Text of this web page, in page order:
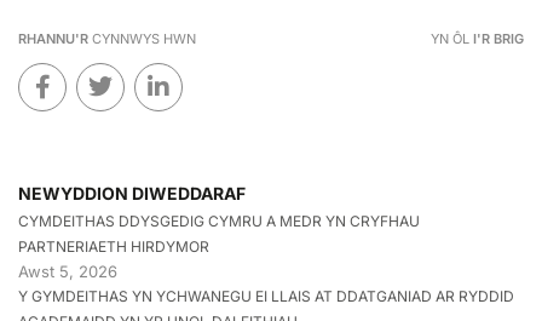
RHANNU'R CYNNWYS HWN YN ÔL I'R BRIG
NEWYDDION DIWEDDARAF
CYMDEITHAS DDYSGEDIG CYMRU A MEDR YN CRYFHAU
PARTNERIAETH HIRDYMOR
Awst 5, 2026
Y GYMDEITHAS YN YCHWANEGU EI LLAIS AT DDATGANIAD AR RYDDID